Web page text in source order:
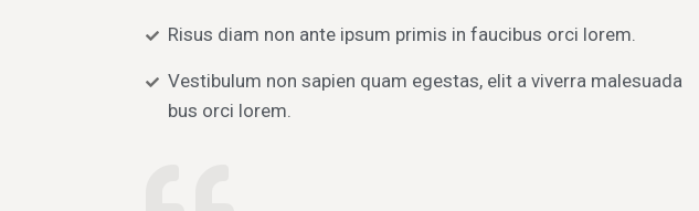
Risus diam non ante ipsum primis in faucibus orci lorem.
Vestibulum non sapien quam egestas, elit a viverra malesuada
bus orci lorem.